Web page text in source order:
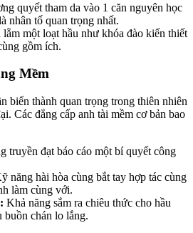
quyết tham da vào 1 căn nguyên học
nhân tố quan trọng nhất.
một loạt hầu như khóa đào kiến thiết
gồm ích.
Mềm
biến thành quan trọng trong thiên nhiên
Các đẳng cấp anh tài mềm cơ bản bao
truyền đạt báo cáo một bí quyết công
năng hài hòa cùng bắt tay hợp tác cùng
làm cùng với.
Khả năng sắm ra chiêu thức cho hầu
buồn chán lo lắng.